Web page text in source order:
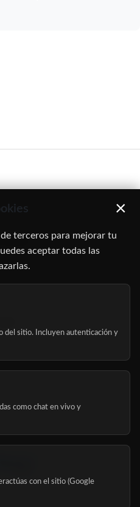
×
terceros para mejorar tu
aceptar todas las
del sitio. Incluyen autenticación y
como chat en vivo y
con el sitio (Google